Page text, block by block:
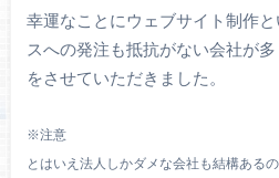
幸運なことにウェブサイト制作
スへの発注も抵抗がない会社が
をさせていただきました。
※注意
とはいえ法人しかダメな会社も結構ある